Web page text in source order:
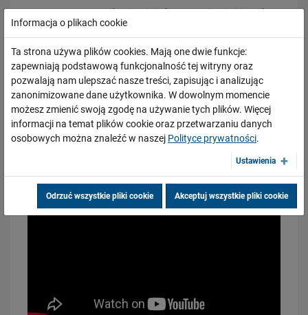
Rozpoczynamy modernizację jednego z najważniejszych
szlaków kolejowych w północnej Polsce. Inwestycja
przebiega przez malownicze Kujawy i Pomorze. Poprawi
komfort podróży pasażerów i ma strategiczne znaczenie
dla przewozów towarowych w kraju.
Zmieniamy linię kolejową Warszawa Wawer – Otwock!
Aktualna sytuacja na budowie dużego tunelu średnicowego w Łodzi
Informacja o plikach cookie
Ta strona używa plików cookies. Mają one dwie funkcje:
zapewniają podstawową funkcjonalność tej witryny oraz
pozwalają nam ulepszać nasze treści, zapisując i analizując
zanonimizowane dane użytkownika. W dowolnym momencie
możesz zmienić swoją zgodę na używanie tych plików. Więcej
informacji na temat plików cookie oraz przetwarzaniu danych
osobowych można znaleźć w naszej Polityce prywatności.
Ustawienia
Odrzuć wszystkie pliki cookie Akceptuj wszystkie pliki cookie